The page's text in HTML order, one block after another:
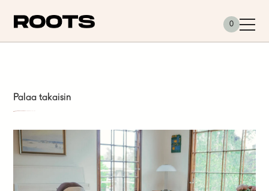
0
Palaa takaisin